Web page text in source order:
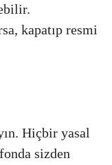
kapatıp resmi
Hiçbir yasal
sizden